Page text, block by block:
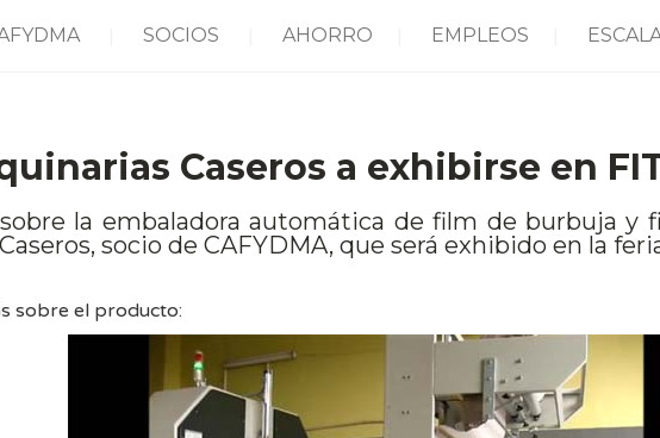
SOCIOS AHORRO EMPLEOS
Caseros a exhibirse en
la embaladora automática de film de burbuja y
socio de CAFYDMA, que será exhibido en la
sobre el producto: